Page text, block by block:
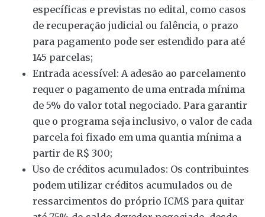
específicas e previstas no edital, como casos
de recuperação judicial ou falência, o prazo
para pagamento pode ser estendido para até
145 parcelas;
Entrada acessível: A adesão ao parcelamento
requer o pagamento de uma entrada mínima
de 5% do valor total negociado. Para garantir
que o programa seja inclusivo, o valor de cada
parcela foi fixado em uma quantia mínima a
partir de R$ 300;
Uso de créditos acumulados: Os contribuintes
podem utilizar créditos acumulados ou de
ressarcimentos do próprio ICMS para quitar